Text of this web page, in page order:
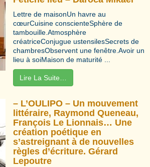
Lettre de maisonUn havre au
cœurCuisine conscienteSphère de
tambouille.Atmosphère
créatriceConjugue ustensilesSecrets de
chambresObservent une fenêtre.Avoir un
lieu à soiMaison de maturité ...
Lire La Suite…
– L’OULIPO – Un mouvement
littéraire, Raymond Queneau,
François Le Lionnais… Une
création poétique en
s’astreignant à de nouvelles
règles d’écriture. Gérard
Lepoutre